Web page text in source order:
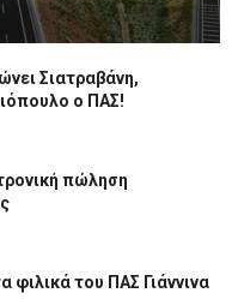
Σιατραβάνη,
ο ΠΑΣ!
πώληση
φιλικά του ΠΑΣ Γιάννινα